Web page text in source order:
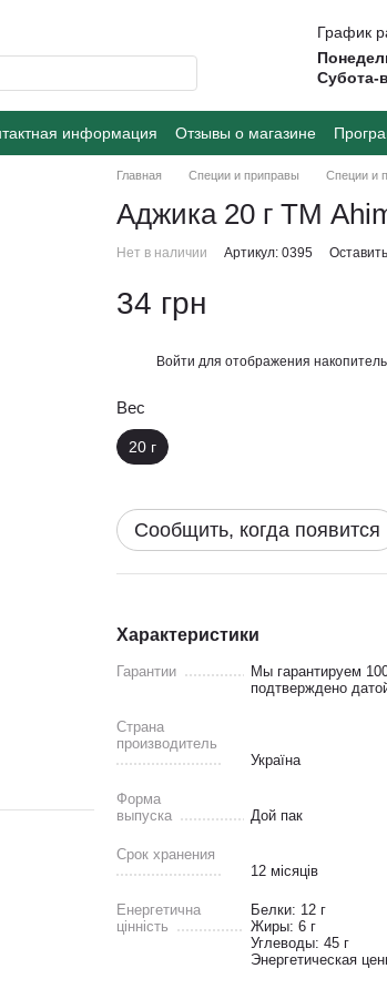
График
информация Отзывы о магазине
Главная Специи и приправы Специи и
Аджика 20 г ТМ
Нет в наличии Артикул: 0395
34 грн
Войти для отображения
Вес
20 г
Сообщить, когда появится
Характеристики
Гарантии
Мы гарантируем
подтверждено
Страна
производитель
Україна
Форма
выпуска
Дой пак
Срок хранения
12 місяців
Енергетична
цінність
Белки: 12 г
Жиры: 6 г
Углеводы: 45 г
Энергетическая